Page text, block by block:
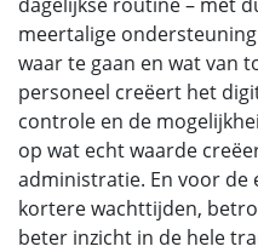
meertalige
waar te gaan en wat van
personeel creëert het
controle en de
op wat echt waarde
administratie. En voor
kortere wachttijden,
beter inzicht in de hele